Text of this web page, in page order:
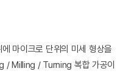
마이크로 단위의 미세 형상을
/ Milling / Turning 복합 가공이